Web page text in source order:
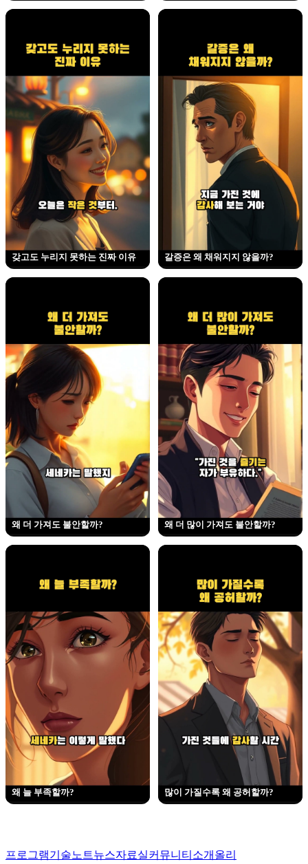
갖고도 누리지 못하는 진짜 이유 갈증은 왜 채워지지 않을까?
왜 더 가져도 불안할까? 왜 더 많이 가져도 불안할까?
왜 늘 부족할까? 많이 가질수록 왜 공허할까?
프로그램기술노트뉴스자료실커뮤니티 소개 올리